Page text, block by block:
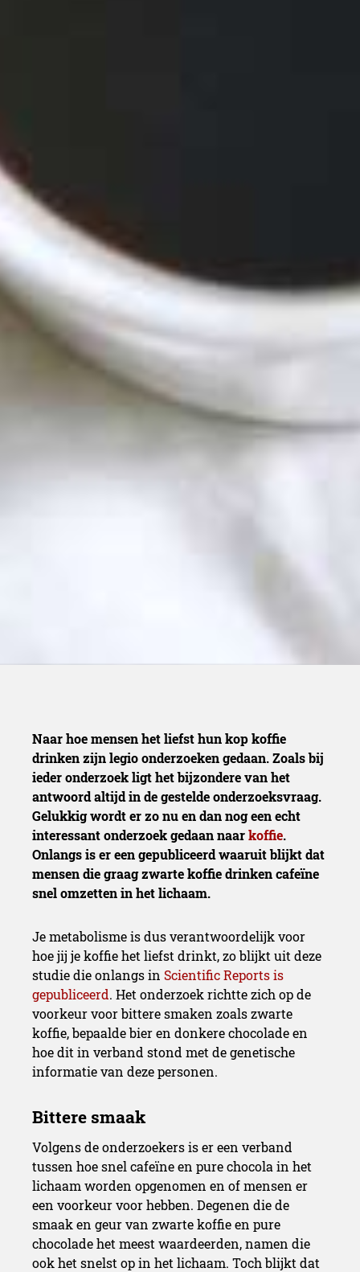
Naar hoe mensen het liefst hun kop koffie
drinken zijn legio onderzoeken gedaan. Zoals bij
ieder onderzoek ligt het bijzondere van het
antwoord altijd in de gestelde onderzoeksvraag.
Gelukkig wordt er zo nu en dan nog een echt
interessant onderzoek gedaan naarkoffie.
Onlangs is er een gepubliceerd waaruit blijkt dat
mensen die graag zwarte koffie drinken cafeïne
snel omzetten in het lichaam.
Je metabolisme is dus verantwoordelijk voor
hoe jij je koffie het liefst drinkt, zo blijkt uit deze
studie die onlangs in Scientific Reports is
gepubliceerd. Het onderzoek richtte zich op de
voorkeur voor bittere smaken zoals zwarte
koffie, bepaalde bier en donkere chocolade en
hoe dit in verband stond met de genetische
informatie van deze personen.
Volgens de onderzoekers is er een verband
tussen hoe snel cafeïne en pure chocola in het
lichaam worden opgenomen en of mensen er
een voorkeur voor hebben. Degenen die de
smaak en geur van zwarte koffie en pure
chocolade het meest waardeerden, namen die
ook het snelst op in het lichaam. Toch blijkt dat